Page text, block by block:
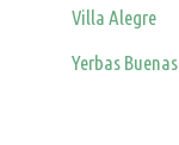
Villa Alegre
Yerbas Buenas